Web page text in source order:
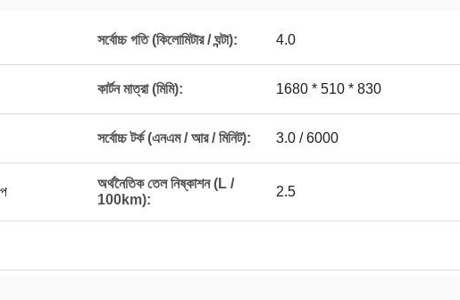
সর্বোচ্চ গতি (কিলোমিটার / ঘন্টা): 4.0
কার্টন মাত্রা (মিমি): 1680 * 510 * 830
সর্বোচ্চ টর্ক (এনএম / আর / মিনিট): 3.0 / 6000
অর্থনৈতিক তেল নিষ্কাশন (L /
100km):
2.5